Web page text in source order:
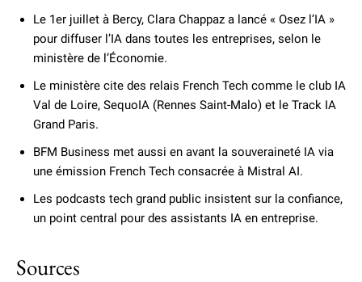
Le 1er juillet à Bercy, Clara Chappaz a lancé « Osez l’IA »
pour diffuser l’IA dans toutes les entreprises, selon le
ministère de l’Économie.
Le ministère cite des relais French Tech comme le club IA
Val de Loire, SequoIA (Rennes Saint-Malo) et le Track IA
Grand Paris.
BFM Business met aussi en avant la souveraineté IA via
une émission French Tech consacrée à Mistral AI.
Les podcasts tech grand public insistent sur la confiance,
un point central pour des assistants IA en entreprise.
Sources